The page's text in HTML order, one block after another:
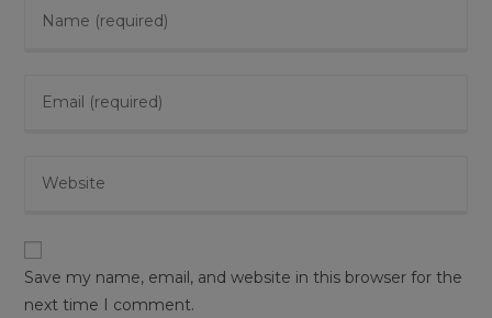
Save my name, email, and website in this browser for the
next time I comment.